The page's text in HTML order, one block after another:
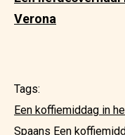
Verona
Tags:
Een koffiemiddag in
Spaans Een